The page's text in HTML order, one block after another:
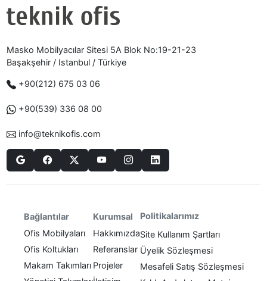
Masko Mobilyacılar Sitesi 5A Blok No:19-21-23
Başakşehir / Istanbul / Türkiye
+90(212) 675 03 06
+90(539) 336 08 00
info@teknikofis.com
Bağlantılar
Ofis Mobilyaları
Ofis Koltukları
Makam Takımları
Kurumsal
Hakkımızda
Referanslar
Projeler
Politikalarımız
Site Kullanım Şartları
Üyelik Sözleşmesi
Mesafeli Satış Sözleşmesi